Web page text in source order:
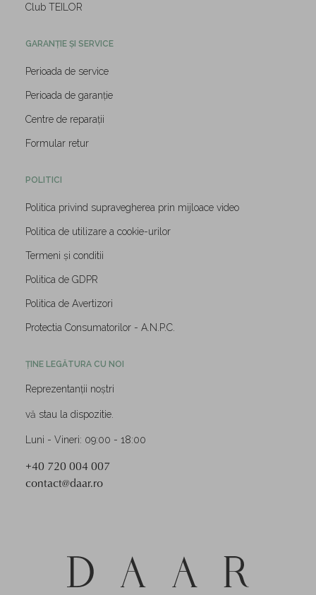
Club TEILOR
GARANȚIE ȘI SERVICE
Perioada de service
Perioada de garanție
Centre de reparații
Formular retur
POLITICI
Politica privind supravegherea prin mijloace video
Politica de utilizare a cookie-urilor
Termeni și conditii
Politica de GDPR
Politica de Avertizori
Protectia Consumatorilor - A.N.P.C.
ȚINE LEGĂTURA CU NOI
Reprezentanții noștri
vă stau la dispozitie.
Luni - Vineri: 09:00 - 18:00
+40 720 004 007
contact@daar.ro